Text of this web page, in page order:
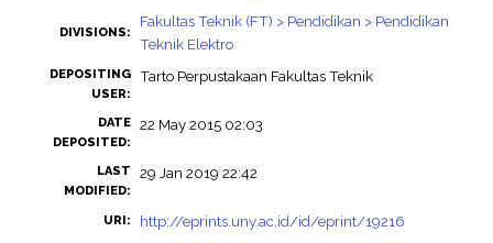
DIVISIONS:
Fakultas Teknik (FT) > Pendidikan > Pendidikan
Teknik Elektro
DEPOSITING
USER:
Tarto Perpustakaan Fakultas Teknik
DATE
DEPOSITED:
22 May 2015 02:03
LAST
MODIFIED:
29 Jan 2019 22:42
URI: http://eprints.uny.ac.id/id/eprint/19216